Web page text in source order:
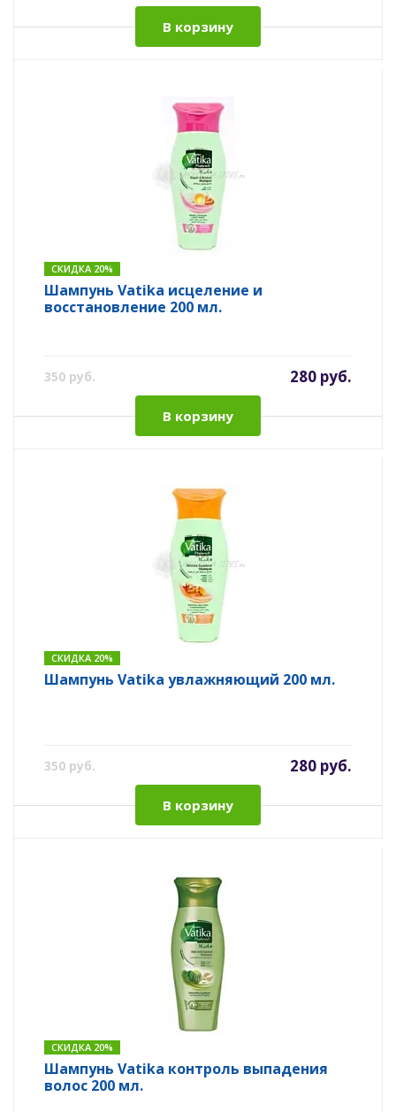
В корзину
СКИДКА 20%
Шампунь Vatika исцеление и
восстановление 200 мл.
350 руб. 280 руб.
В корзину
СКИДКА 20%
Шампунь Vatika увлажняющий 200 мл.
350 руб. 280 руб.
В корзину
СКИДКА 20%
Шампунь Vatika контроль выпадения
волос 200 мл.